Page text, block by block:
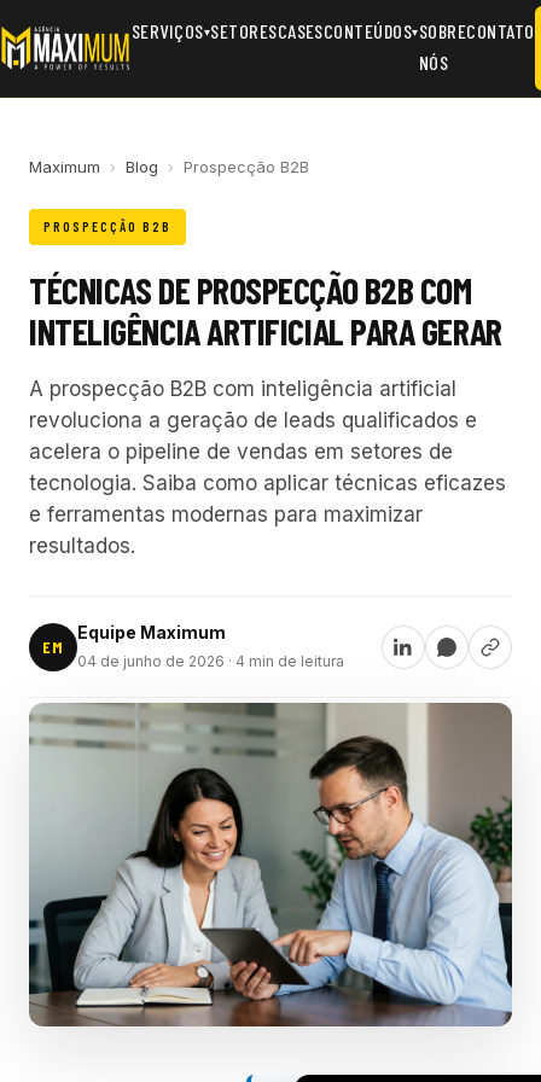
SERVIÇOS▾SETORESCASESCONTEÚDOS▾SOBRE
NÓS
CONTATO
Maximum › Blog › Prospecção B2B
PROSPECÇÃO B2B
TÉCNICAS DE PROSPECÇÃO B2B COM
INTELIGÊNCIA ARTIFICIAL PARA GERAR
A prospecção B2B com inteligência artificial
revoluciona a geração de leads qualificados e
acelera o pipeline de vendas em setores de
tecnologia. Saiba como aplicar técnicas eficazes
e ferramentas modernas para maximizar
resultados.
EM
Equipe Maximum
04 de junho de 2026 · 4 min de leitura